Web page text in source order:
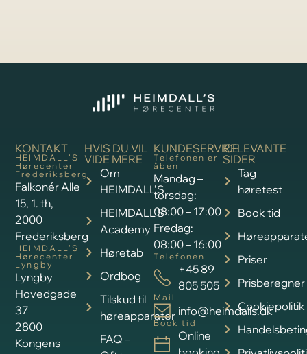
KONTAKT
HEIMDALL’S
Hørecenter
Frederiksberg
Falkonér Alle
15, 1. th,
2000
Frederiksberg
HEIMDALL’S
Hørecenter
Lyngby
Lyngby
Hovedgade
37
2800
Kongens
RELEVANTE
SIDER
Tag
høretest
Book tid
Priser
Prisberegner
Cookiepolitik
HVIS DU VIL
VIDE MERE
Om
HEIMDALL’S
HEIMDALL’S
Academy
Høretab
Ordbog
Tilskud til
høreapparater
FAQ –
KUNDESERVICE
Telefonen er
åben
Mandag –
torsdag:
08:00 – 17:00
Fredag:
08:00 – 16:00
Telefonen
+45 89
805 505
Mail
info@heimdalls.dk
Book tid
Online